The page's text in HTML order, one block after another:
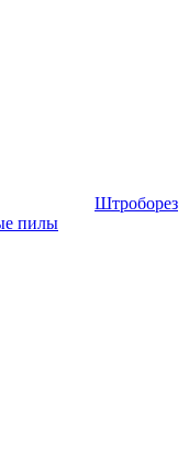
Штроборез
пилы